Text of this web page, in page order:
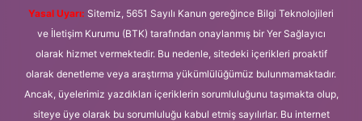
Yasal Uyarı: Sitemiz, 5651 Sayılı Kanun gereğince Bilgi Teknolojileri
ve İletişim Kurumu (BTK) tarafından onaylanmış bir Yer Sağlayıcı
olarak hizmet vermektedir. Bu nedenle, sitedeki içerikleri proaktif
olarak denetleme veya araştırma yükümlülüğümüz bulunmamaktadır.
Ancak, üyelerimiz yazdıkları içeriklerin sorumluluğunu taşımakta olup,
siteye üye olarak bu sorumluluğu kabul etmiş sayılırlar. Bu internet